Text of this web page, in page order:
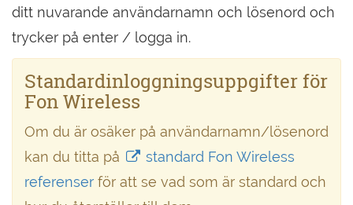
ditt nuvarande användarnamn och lösenord och
trycker på enter / logga in.
Standardinloggningsuppgifter för
Fon Wireless
Om du är osäker på användarnamn/lösenord
kan du titta på
standard Fon Wireless
referenser för att se vad som är standard och